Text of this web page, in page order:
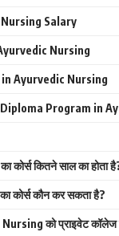
Salary
Nursing
Ayurvedic Nursing
Program in
कोर्स कितने साल का होता
का कोर्स कौन कर सकता है?
को प्राइवेट कॉलेज